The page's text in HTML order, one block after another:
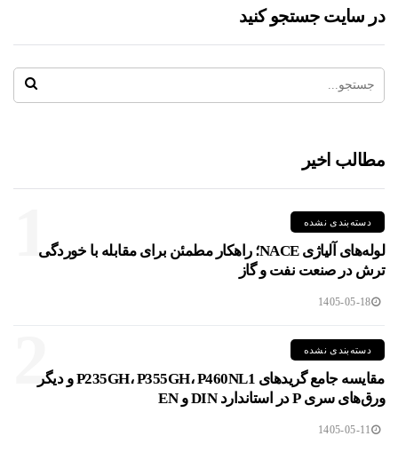
در سایت جستجو کنید
مطالب اخیر
1 دسته‌بندی نشده
لوله‌های آلیاژی NACE؛ راهکار مطمئن برای مقابله با خوردگی
ترش در صنعت نفت و گاز
1405-05-18
2 دسته‌بندی نشده
مقایسه جامع گریدهای P235GH، P355GH، P460NL1 و دیگر
ورق‌های سری P در استاندارد DIN و EN
1405-05-11